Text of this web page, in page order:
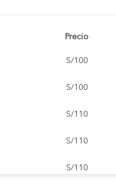
Precio
S/100
S/100
S/110
S/110
S/110